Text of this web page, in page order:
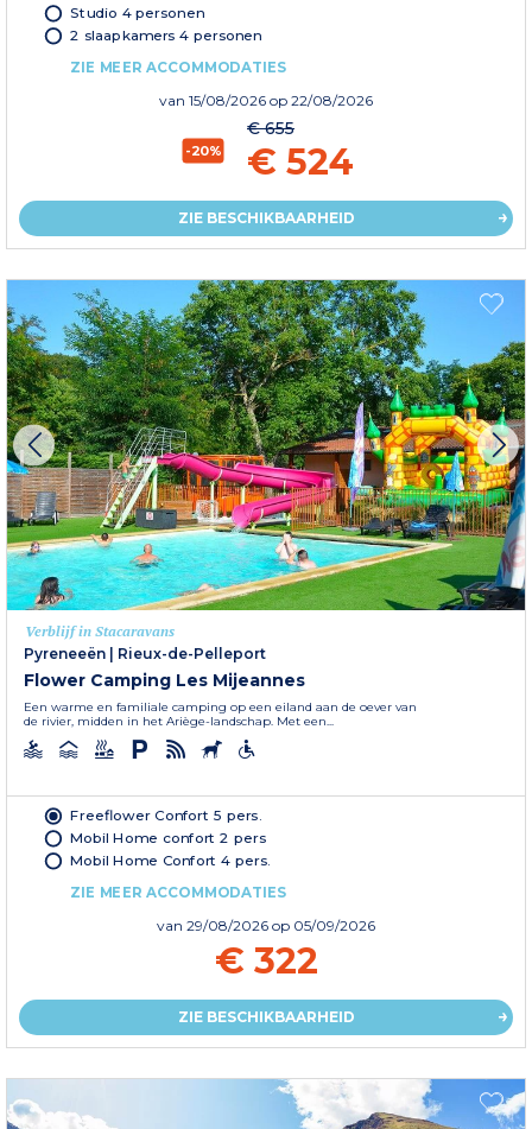
Studio 4 personen
2 slaapkamers 4 personen
ZIE MEER ACCOMMODATIES
van 15/08/2026 op 22/08/2026
-20%
€ 655
€ 524
ZIE BESCHIKBAARHEID
Verblijf in Stacaravans
Pyreneeën
Rieux-de-Pelleport
Flower Camping Les Mijeannes
Een warme en familiale camping op een eiland aan de oever van
de rivier, midden in het Ariège-landschap. Met een...
Freeflower Confort 5 pers.
Mobil Home confort 2 pers
Mobil Home Confort 4 pers.
ZIE MEER ACCOMMODATIES
van 29/08/2026 op 05/09/2026
€ 322
ZIE BESCHIKBAARHEID